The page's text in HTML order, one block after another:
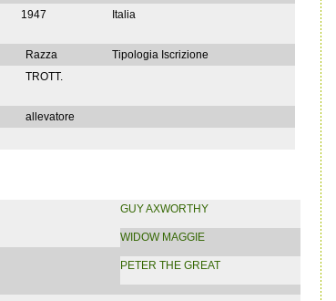
1947 Italia
Razza
Tipologia Iscrizione
TROTT.
allevatore
GUY AXWORTHY
WIDOW MAGGIE
PETER THE GREAT